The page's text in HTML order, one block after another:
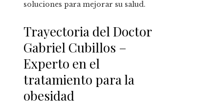
soluciones para mejorar su salud.
Trayectoria del Doctor
Gabriel Cubillos –
Experto en el
tratamiento para la
obesidad